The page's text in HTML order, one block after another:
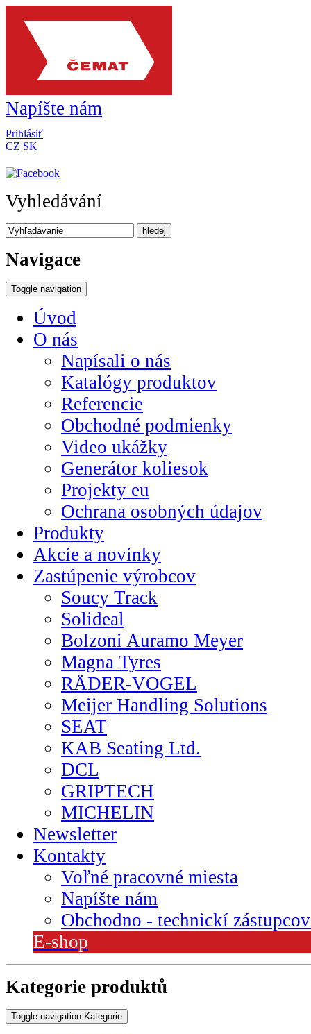
Napíšte nám
Prihlásiť
CZ SK
Vyhledávání
hledej
Navigace
Toggle navigation
Úvod
O nás
Napísali o nás
Katalógy produktov
Referencie
Obchodné podmienky
Video ukážky
Generátor koliesok
Projekty eu
Ochrana osobných údajov
Produkty
Akcie a novinky
Zastúpenie výrobcov
Soucy Track
Solideal
Bolzoni Auramo Meyer
Magna Tyres
RÄDER-VOGEL
Meijer Handling Solutions
SEAT
KAB Seating Ltd.
DCL
GRIPTECH
MICHELIN
Newsletter
Kontakty
Voľné pracovné miesta
Napíšte nám
Obchodno - technickí
E-shop
Kategorie produktů
Toggle navigation Kategorie